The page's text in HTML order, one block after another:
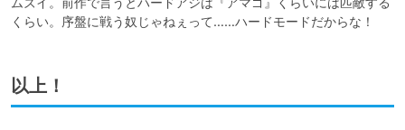
くらい。序盤に戦う奴じゃねぇって……ハードモードだからな！
以上！